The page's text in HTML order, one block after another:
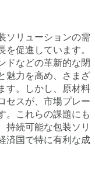
ソリューションの需
促進しています。
ドなどの革新的な閉
魅力を高め、さまざ
す。しかし、原材料
セスが、市場プレー
。これらの課題にも
持続可能な包装ソリ
済国で特に有利な成